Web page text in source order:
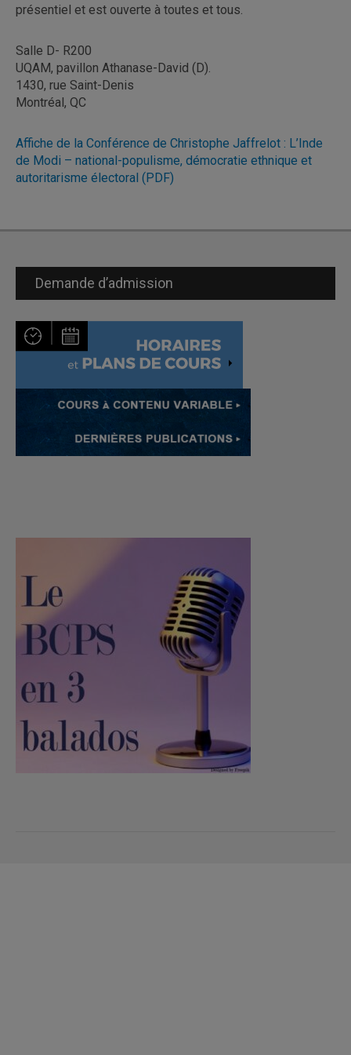
présentiel et est ouverte à toutes et tous.
Salle D- R200
UQAM, pavillon Athanase-David (D).
1430, rue Saint-Denis
Montréal, QC
Affiche de la Conférence de Christophe Jaffrelot : L’Inde
de Modi – national-populisme, démocratie ethnique et
autoritarisme électoral (PDF)
Demande d’admission